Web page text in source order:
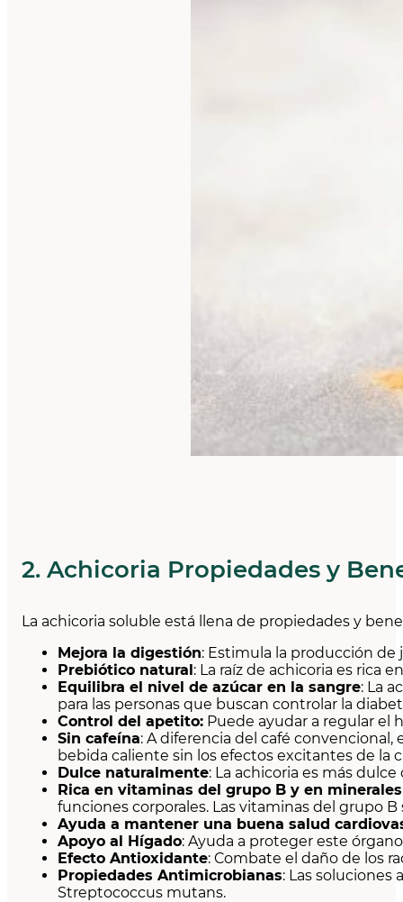
2. Achicoria Propiedades y
La achicoria soluble está llena de propiedades y
Mejora la digestión: Estimula la producción de
Prebiótico natural: La raíz de achicoria es rica
Equilibra el nivel de azúcar en la sangre: La
para las personas que buscan controlar la
Control del apetito: Puede ayudar a regular el
Sin cafeína: A diferencia del café
bebida caliente sin los efectos excitantes de la
Dulce naturalmente: La achicoria es más
Rica en vitaminas del grupo B y en minerales
funciones corporales. Las vitaminas del grupo
Ayuda a mantener una buena salud
Apoyo al Hígado: Ayuda a proteger este
Efecto Antioxidante: Combate el daño de los
Propiedades Antimicrobianas: Las
Streptococcus mutans.